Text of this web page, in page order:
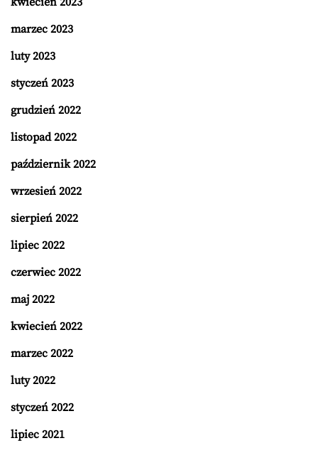
marzec 2023
luty 2023
styczeń 2023
grudzień 2022
listopad 2022
październik 2022
wrzesień 2022
sierpień 2022
lipiec 2022
czerwiec 2022
maj 2022
kwiecień 2022
marzec 2022
luty 2022
styczeń 2022
lipiec 2021